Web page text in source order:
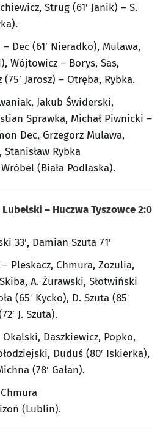
Strug (61′ Janik) – S.
Dec (61′ Nieradko), Mulawa,
Wójtowicz – Borys, Sas,
Jarosz) – Otręba, Rybka.
Jakub Świderski,
Sprawka, Michał Piwnicki –
Dec, Grzegorz Mulawa,
Rybka
(Biała Podlaska).
– Huczwa Tyszowce 2:0
33′, Damian Szuta 71′
Pleskacz, Chmura, Zozulia,
A. Żurawski, Słotwiński
(65′ Kycko), D. Szuta (85′
J. Szuta).
Okalski, Daszkiewicz, Popko,
Duduś (80′ Iskierka),
(78′ Gałan).
(Lublin).